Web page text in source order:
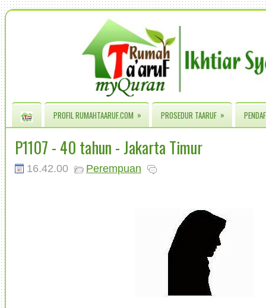
PROFIL RUMAHTAARUF.COM » PROSEDUR TAARUF »
P1107 - 40 tahun - Jakarta Timur
16.42.00 Perempuan